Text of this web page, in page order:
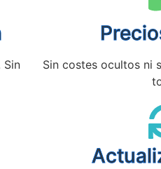
Sin
Sin costes ocultos ni